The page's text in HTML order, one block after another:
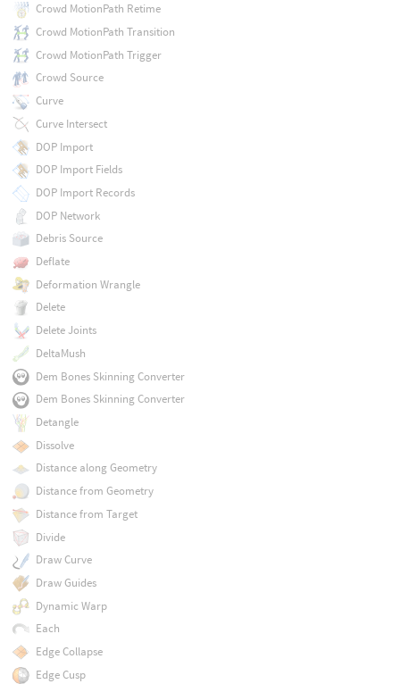
Crowd MotionPath Retime
Crowd MotionPath Transition
Crowd MotionPath Trigger
Crowd Source
Curve
Curve Intersect
DOP Import
DOP Import Fields
DOP Import Records
DOP Network
Debris Source
Deflate
Deformation Wrangle
Delete
Delete Joints
DeltaMush
Dem Bones Skinning Converter
Dem Bones Skinning Converter
Detangle
Dissolve
Distance along Geometry
Distance from Geometry
Distance from Target
Divide
Draw Curve
Draw Guides
Dynamic Warp
Each
Edge Collapse
Edge Cusp